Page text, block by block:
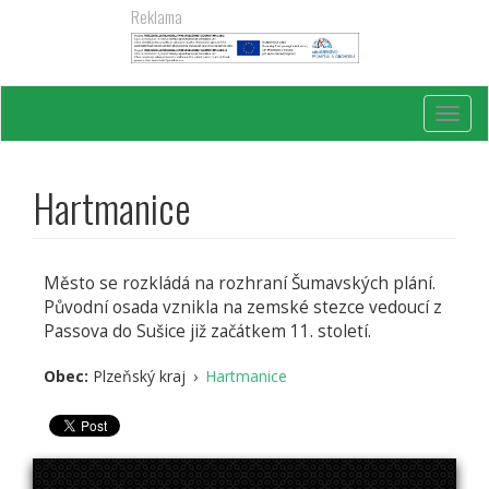
Reklama
Hartmanice
Město se rozkládá na rozhraní Šumavských plání.
Původní osada vznikla na zemské stezce vedoucí z
Passova do Sušice již začátkem 11. století.
Obec: Plzeňský kraj › Hartmanice